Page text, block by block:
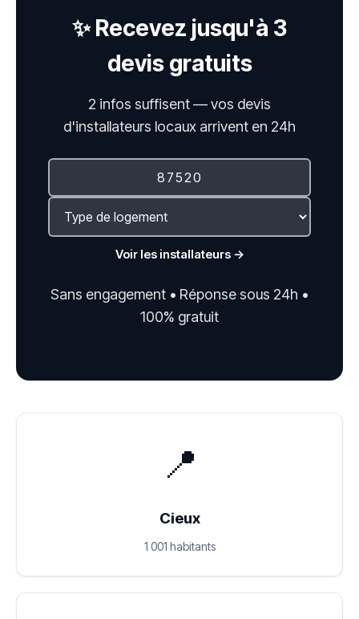
✨ Recevez jusqu'à 3
devis gratuits
2 infos suffisent — vos devis
d'installateurs locaux arrivent en 24h
Voir les installateurs →
Sans engagement • Réponse sous 24h •
100% gratuit
📍
Cieux
1 001 habitants